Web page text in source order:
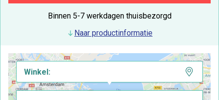
Binnen 5-7 werkdagen thuisbezorgd
Naar productinformatie
Winkel: